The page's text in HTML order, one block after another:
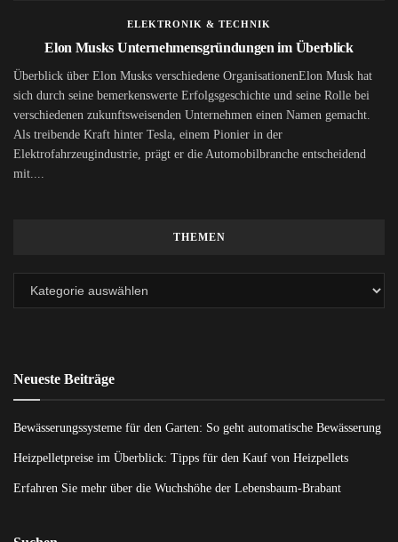
ELEKTRONIK & TECHNIK
Elon Musks Unternehmensgründungen im Überblick
Überblick über Elon Musks verschiedene OrganisationenElon Musk hat
sich durch seine bemerkenswerte Erfolgsgeschichte und seine Rolle bei
verschiedenen zukunftsweisenden Unternehmen einen Namen gemacht.
Als treibende Kraft hinter Tesla, einem Pionier in der
Elektrofahrzeugindustrie, prägt er die Automobilbranche entscheidend
mit....
THEMEN
Neueste Beiträge
Bewässerungssysteme für den Garten: So geht automatische Bewässerung
Heizpelletpreise im Überblick: Tipps für den Kauf von Heizpellets
Erfahren Sie mehr über die Wuchshöhe der Lebensbaum-Brabant